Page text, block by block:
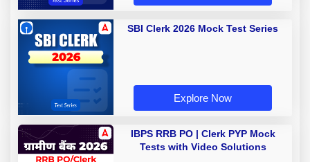
SBI Clerk 2026 Mock Test Series
Explore Now
IBPS RRB PO | Clerk PYP Mock
Tests with Video Solutions